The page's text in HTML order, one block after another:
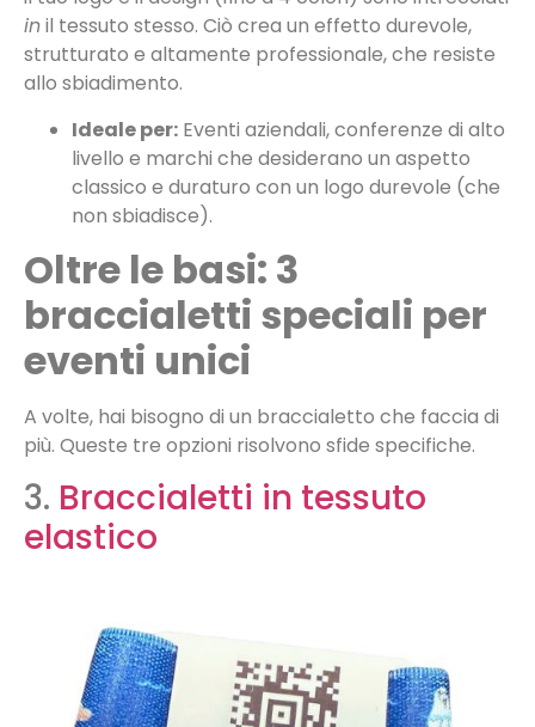
inil tessuto stesso. Ciò crea un effetto durevole,
strutturato e altamente professionale, che resiste
allo sbiadimento.
Ideale per: Eventi aziendali, conferenze di alto
livello e marchi che desiderano un aspetto
classico e duraturo con un logo durevole (che
non sbiadisce).
Oltre le basi: 3
braccialetti speciali per
eventi unici
A volte, hai bisogno di un braccialetto che faccia di
più. Queste tre opzioni risolvono sfide specifiche.
3. Braccialetti in tessuto
elastico